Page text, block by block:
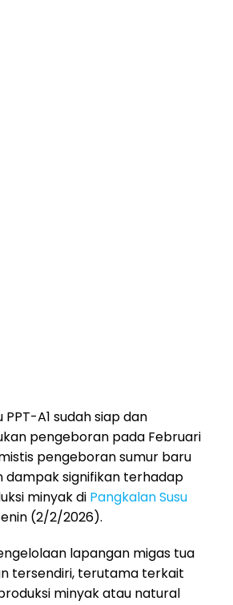
A1 sudah siap dan
pengeboran pada Februari
pengeboran sumur baru
dampak signifikan terhadap
minyak di Pangkalan Susu
(2/2/2026).
lapangan migas tua
tersendiri, terutama terkait
minyak atau natural